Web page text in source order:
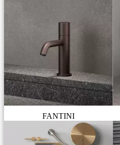
FANTINI